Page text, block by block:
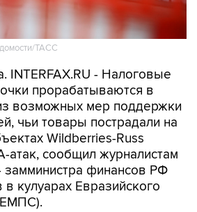
ТАСС
INTERFAX.RU - Налоговые
прорабатываются в
возможных мер поддержки
чьи товары пострадали на
Wildberries-Russ
атак, сообщил журналистам
замминистра финансов РФ
кулуарах Евразийского